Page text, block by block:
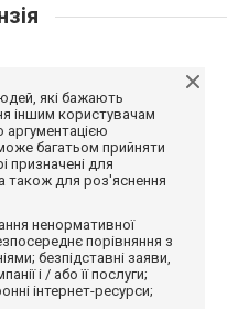
які бажають
іншим користувачам
багатьом прийняти
призначені для
також для роз'яснення
ненормативної
порівняння з
безпідставні заяви,
і / або її послуги;
інтернет-ресурси;